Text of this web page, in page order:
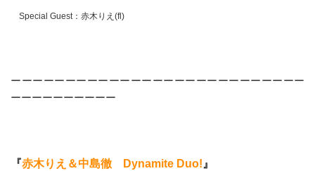
Special Guest：赤木りえ(fl)
ーーーーーーーーーーーーーーーーーーーーーーーーーーー
ーーーーーーーーーー
『赤木りえ＆中島徹 Dynamite Duo! 』